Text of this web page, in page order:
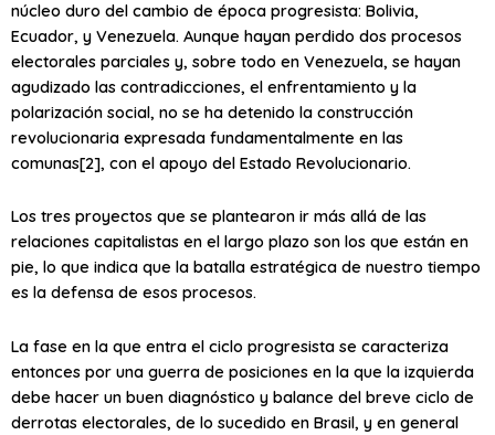
núcleo duro del cambio de época progresista: Bolivia,
Ecuador, y Venezuela. Aunque hayan perdido dos procesos
electorales parciales y, sobre todo en Venezuela, se hayan
agudizado las contradicciones, el enfrentamiento y la
polarización social, no se ha detenido la construcción
revolucionaria expresada fundamentalmente en las
comunas[2], con el apoyo del Estado Revolucionario.
Los tres proyectos que se plantearon ir más allá de las
relaciones capitalistas en el largo plazo son los que están en
pie, lo que indica que la batalla estratégica de nuestro tiempo
es la defensa de esos procesos.
La fase en la que entra el ciclo progresista se caracteriza
entonces por una guerra de posiciones en la que la izquierda
debe hacer un buen diagnóstico y balance del breve ciclo de
derrotas electorales, de lo sucedido en Brasil, y en general